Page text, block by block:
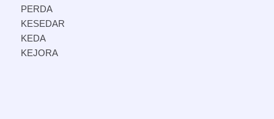
PERDA
KESEDAR
KEDA
KEJORA